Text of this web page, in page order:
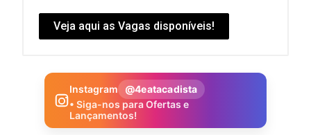
Veja aqui as Vagas disponíveis!
Instagram
@4eatacadista
• Siga-nos para Ofertas e
Lançamentos!